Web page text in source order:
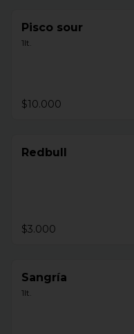
Pisco sour
1lt.
$10.000
Redbull
$3.000
Sangría
1lt.